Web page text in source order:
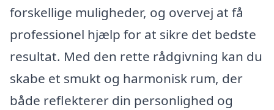
forskellige muligheder, og overvej at få
professionel hjælp for at sikre det bedste
resultat. Med den rette rådgivning kan du
skabe et smukt og harmonisk rum, der
både reflekterer din personlighed og